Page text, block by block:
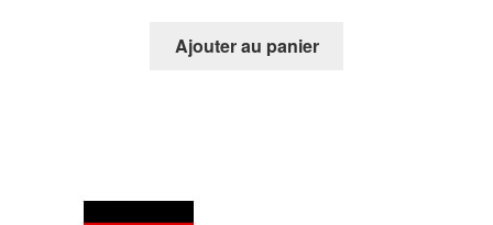
Ajouter au panier